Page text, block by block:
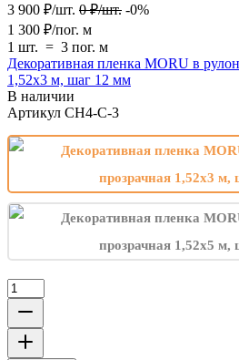
3 900 ₽/шт. 0 ₽/шт. -0%
1 300 ₽/пог. м
1 шт. = 3 пог. м
Декоративная пленка MORU в
1,52х3 м, шаг 12 мм
В наличии
Артикул CH4-C-3